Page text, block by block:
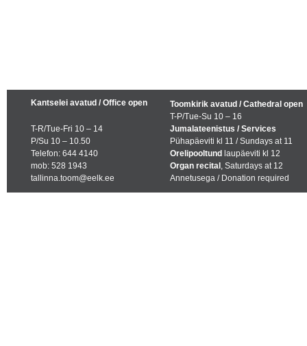
Kantselei avatud / Office open
T-R/Tue-Fri 10 – 14
P/Su 10 – 10.50
Telefon: 644 4140
mob: 528 1943
tallinna.toom@eelk.ee
Toomkirik avatud / Cathedral open
T-P/Tue-Su 10 – 16
Jumalateenistus / Services
Pühapäeviti kl 11 / Sundays at 11
Orelipooltund laupäeviti kl 12
Organ recital , Saturdays at 12
Annetusega / Donation required